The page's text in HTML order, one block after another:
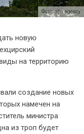
Фото: abn.agency
новую
на территорию
создание новых
намечен на
министра
из троп будет